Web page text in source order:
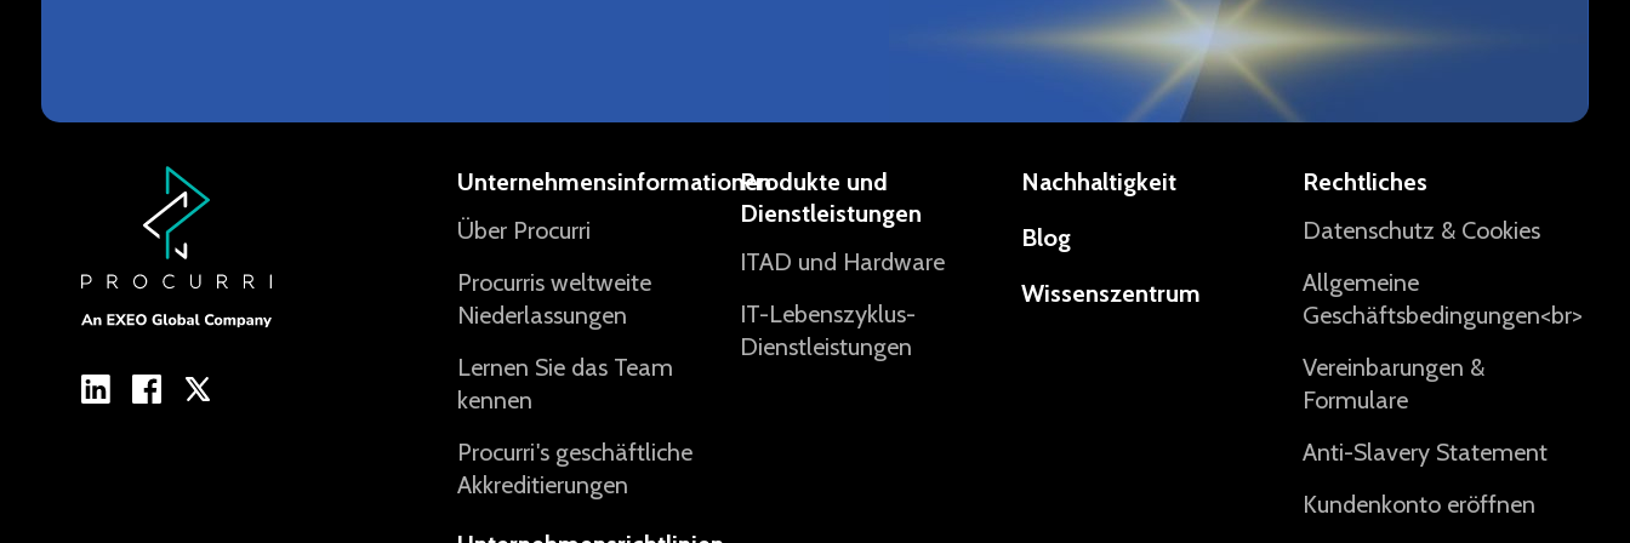
Unternehmensinformationen
Über Procurri
Procurris weltweite
Niederlassungen
Lernen Sie das Team
kennen
Procurri's geschäftliche
Akkreditierungen
Produkte und
Dienstleistungen
ITAD und Hardware
IT-Lebenszyklus-
Dienstleistungen
Nachhaltigkeit
Blog
Wissenszentrum
Rechtliches
Datenschutz & Cookies
Allgemeine
Geschäftsbedingungen<br>
Vereinbarungen &
Formulare
Anti-Slavery Statement
Kundenkonto eröffnen